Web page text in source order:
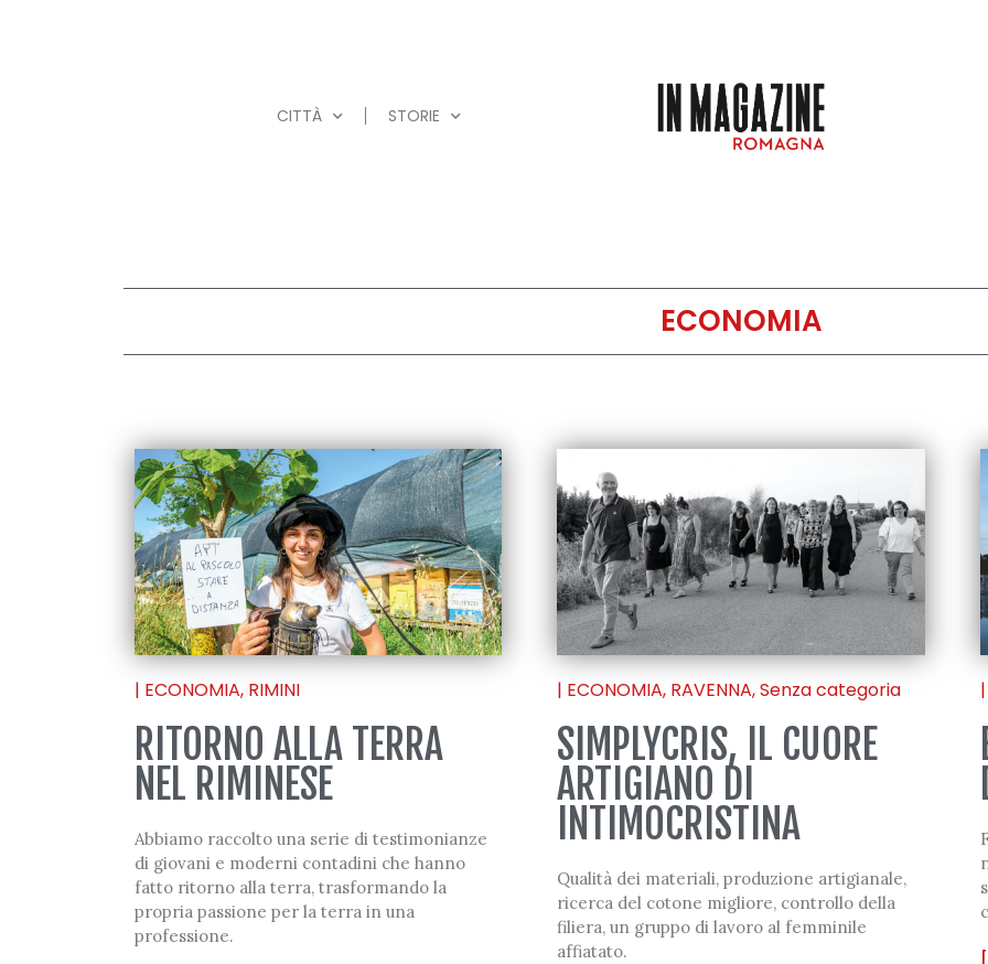
CITTÀ STORIE
ECONOMIA
| ECONOMIA, RIMINI
RITORNO ALLA TERRA
NEL RIMINESE
Abbiamo raccolto una serie di testimonianze
di giovani e moderni contadini che hanno
fatto ritorno alla terra, trasformando la
propria passione per la terra in una
professione.
| ECONOMIA, RAVENNA,Senza categoria
SIMPLYCRIS, IL CUORE
ARTIGIANO DI
INTIMOCRISTINA
Qualità dei materiali, produzione artigianale,
ricerca del cotone migliore, controllo della
filiera, un gruppo di lavoro al femminile
affiatato.
|